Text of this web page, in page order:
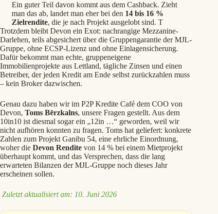
Ein guter Teil davon kommt aus dem Cashback. Zieht
man das ab, landet man eher bei den 14 bis 16 %
Zielrendite, die je nach Projekt ausgelobt sind. T
Trotzdem bleibt Devon ein Exot: nachrangige Mezzanine-
Darlehen, teils abgesichert über die Gruppengarantie der MJL-
Gruppe, ohne ECSP-Lizenz und ohne Einlagensicherung.
Dafür bekommt man echte, gruppeneigene
Immobilienprojekte aus Lettland, tägliche Zinsen und einen
Betreiber, der jeden Kredit am Ende selbst zurückzahlen muss
– kein Broker dazwischen.
Genau dazu haben wir im P2P Kredite Café dem COO von
Devon, Toms Bērzkalns, unsere Fragen gestellt. Aus dem
10in10 ist diesmal sogar ein „12in …“ geworden, weil wir
nicht aufhören konnten zu fragen. Toms hat geliefert: konkrete
Zahlen zum Projekt Ganibu 54, eine ehrliche Einordnung,
woher die Devon Rendite von 14 % bei einem Mietprojekt
überhaupt kommt, und das Versprechen, dass die lang
erwarteten Bilanzen der MJL-Gruppe noch dieses Jahr
erscheinen sollen.
Zuletzt aktualisiert am: 10. Juni 2026